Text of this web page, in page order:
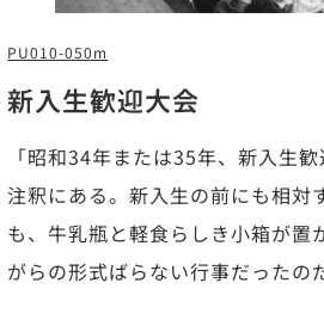
PU010-050m
新入生歓迎大会
「昭和34年または35年、新入生
注釈にある。新入生の前にも相対
も、牛乳瓶と軽食らしき小箱が置
がらの形式ばらない行事だったの